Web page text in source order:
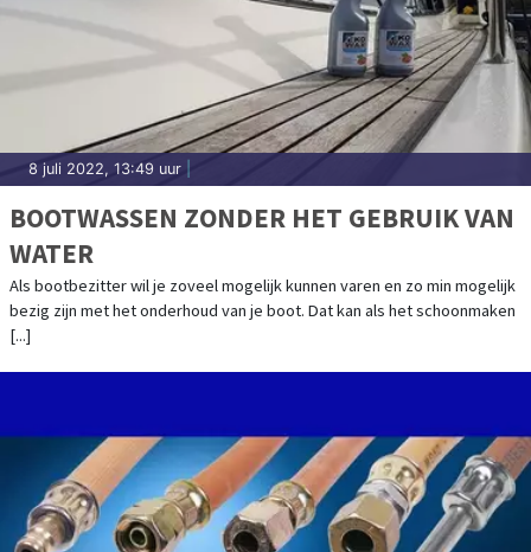
8 juli 2022, 13:49 uur
BOOTWASSEN ZONDER HET GEBRUIK VAN
WATER
Als bootbezitter wil je zoveel mogelijk kunnen varen en zo min mogelijk
bezig zijn met het onderhoud van je boot. Dat kan als het schoonmaken
[...]